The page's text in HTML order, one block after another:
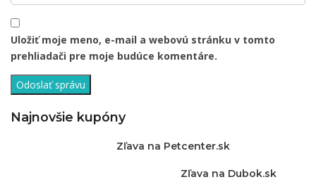
Uložiť moje meno, e-mail a webovú stránku v tomto
prehliadači pre moje budúce komentáre.
Najnovšie kupóny
Zľava na Petcenter.sk
Zľava na Dubok.sk